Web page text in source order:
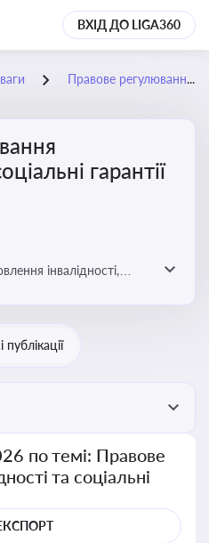
ВХІД ДО LIGA360
Правове регулювання інвалідності та соціальні гарантії
гарантії
інвалідності,
публікації
по темі: Правове
та соціальні